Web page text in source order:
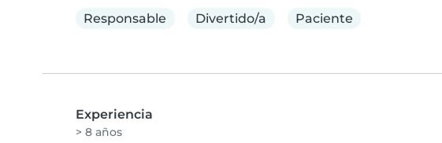
Responsable
Divertido/a Paciente
Experiencia
> 8 años